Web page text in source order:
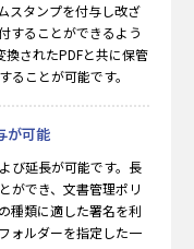
スタンプを付与し改ざ
することができるよう
されたPDFと共に保管
ることが可能です。
が可能
び延長が可能です。長
ができ、文書管理ポリ
種類に適した署名を利
ォルダーを指定した一